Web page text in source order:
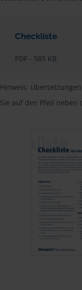
Checkliste
PDF - 585 KB
Hinweis:
Sie auf den Pfeil neben